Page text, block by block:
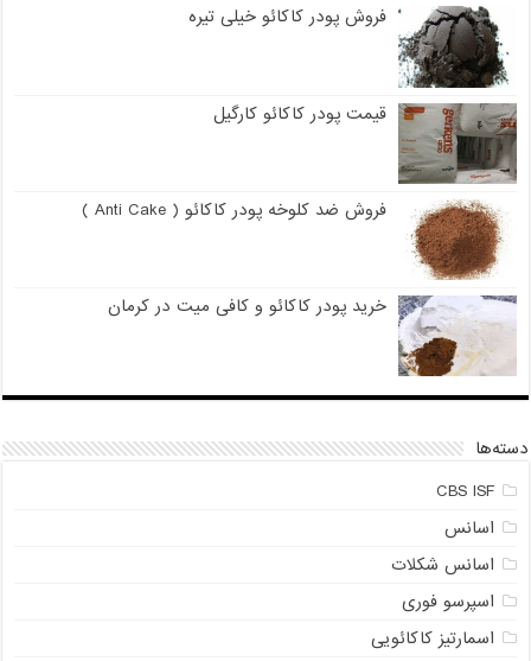
فروش پودر کاکائو خیلی تیره
قیمت پودر کاکائو کارگیل
فروش ضد کلوخه پودر کاکائو ( Anti Cake )
خرید پودر کاکائو و کافی میت در کرمان
دسته‌ها
CBS ISF
اسانس
اسانس شکلات
اسپرسو فوری
اسمارتیز کاکائویی